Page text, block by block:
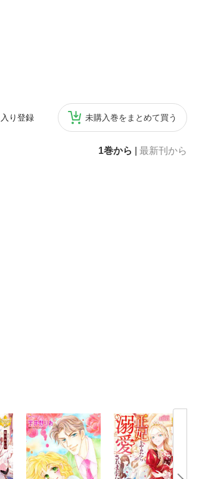
り登録 未購入巻をまとめて買う
1巻から 最新刊から